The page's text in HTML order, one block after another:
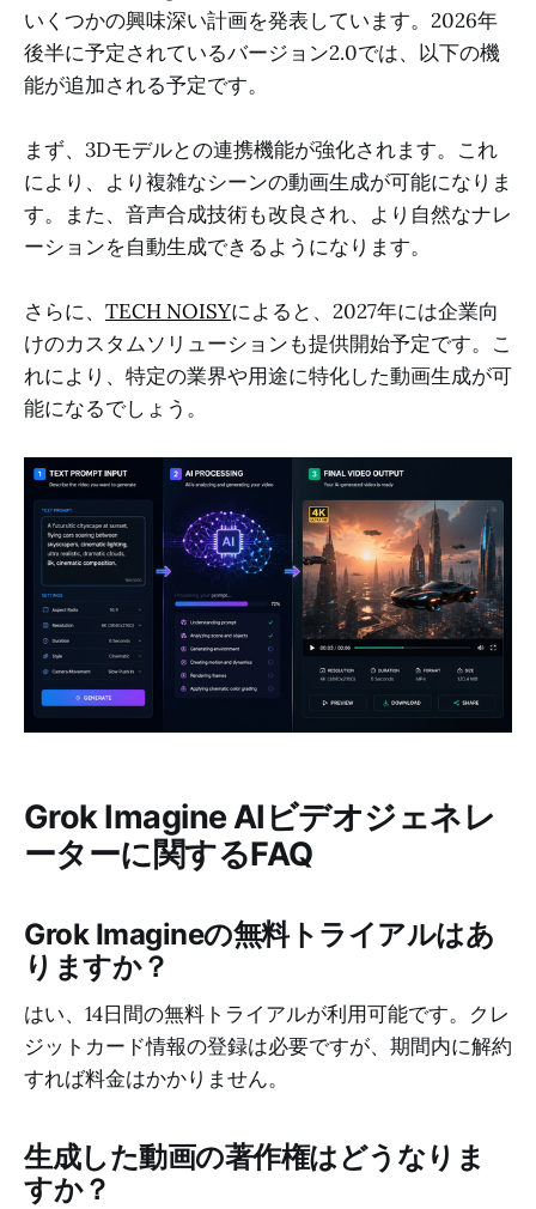
いくつかの興味深い計画を発表しています。2026年
後半に予定されているバージョン2.0では、以下の機
能が追加される予定です。
まず、3Dモデルとの連携機能が強化されます。これ
により、より複雑なシーンの動画生成が可能になりま
す。また、音声合成技術も改良され、より自然なナレ
ーションを自動生成できるようになります。
さらに、 TECH NOISYによると、2027年には企業向
けのカスタムソリューションも提供開始予定です。こ
れにより、特定の業界や用途に特化した動画生成が可
能になるでしょう。
Grok Imagine AIビデオジェネレ
ーターに関するFAQ
Grok Imagineの無料トライアルはあ
りますか？
はい、14日間の無料トライアルが利用可能です。クレ
ジットカード情報の登録は必要ですが、期間内に解約
すれば料金はかかりません。
生成した動画の著作権はどうなりま
すか？